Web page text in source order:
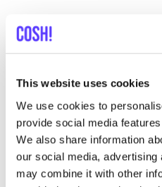
This website uses cookies
We use cookies to
provide social media
We also share information
our social media,
may combine it with other
rea_sn
Ropa